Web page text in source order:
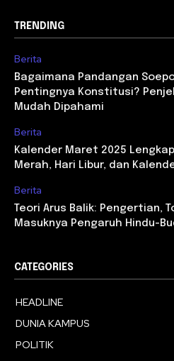
TRENDING
Berita
Bagaimana Pandangan
Pentingnya Konstitusi?
Mudah Dipahami
Berita
Kalender Maret 2025
Merah, Hari Libur, dan
Berita
Teori Arus Balik: Pengertian,
Masuknya Pengaruh Hindu-
CATEGORIES
HEADLINE
DUNIA KAMPUS
POLITIK